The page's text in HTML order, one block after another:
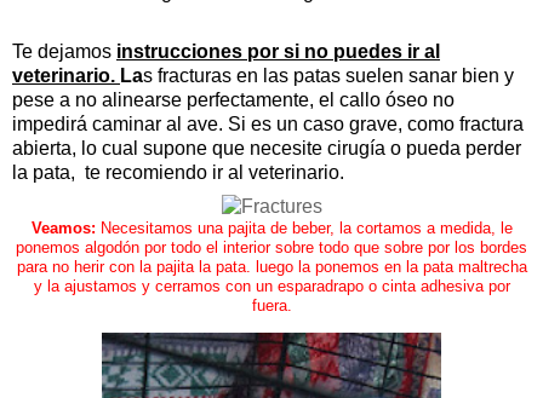
Te dejamos instrucciones por si no puedes ir al
veterinario. Las fracturas en las patas suelen sanar bien y
pese a no alinearse perfectamente, el callo óseo no
impedirá caminar al ave. Si es un caso grave, como fractura
abierta, lo cual supone que necesite cirugía o pueda perder
la pata, te recomiendo ir al veterinario.
Veamos: Necesitamos una pajita de beber, la cortamos a medida, le
ponemos algodón por todo el interior sobre todo que sobre por los bordes
para no herir con la pajita la pata. luego la ponemos en la pata maltrecha
y la ajustamos y cerramos con un esparadrapo o cinta adhesiva por
fuera.